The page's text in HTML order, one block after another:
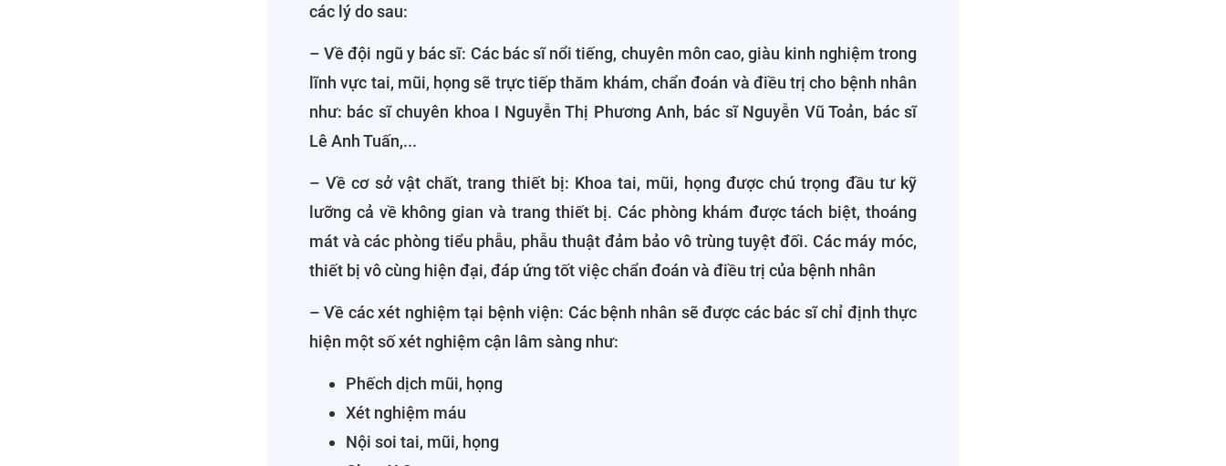
các lý do sau:
– Về đội ngũ y bác sĩ: Các bác sĩ nổi tiếng, chuyên môn cao, giàu kinh nghiệm trong
lĩnh vực tai, mũi, họng sẽ trực tiếp thăm khám, chẩn đoán và điều trị cho bệnh nhân
như: bác sĩ chuyên khoa I Nguyễn Thị Phương Anh, bác sĩ Nguyễn Vũ Toản, bác sĩ
Lê Anh Tuấn,...
– Về cơ sở vật chất, trang thiết bị: Khoa tai, mũi, họng được chú trọng đầu tư kỹ
lưỡng cả về không gian và trang thiết bị. Các phòng khám được tách biệt, thoáng
mát và các phòng tiểu phẫu, phẫu thuật đảm bảo vô trùng tuyệt đối. Các máy móc,
thiết bị vô cùng hiện đại, đáp ứng tốt việc chẩn đoán và điều trị của bệnh nhân
– Về các xét nghiệm tại bệnh viện: Các bệnh nhân sẽ được các bác sĩ chỉ định thực
hiện một số xét nghiệm cận lâm sàng như:
Phếch dịch mũi, họng
Xét nghiệm máu
Nội soi tai, mũi, họng